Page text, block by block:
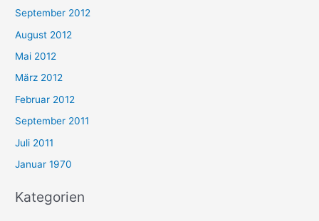
September 2012
August 2012
Mai 2012
März 2012
Februar 2012
September 2011
Juli 2011
Januar 1970
Kategorien